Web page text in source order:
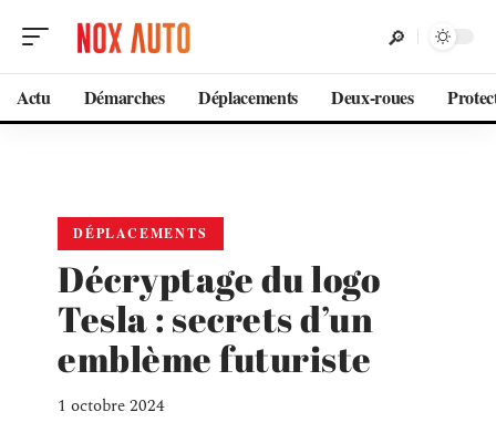
Actu Démarches Déplacements Deux-roues
DÉPLACEMENTS
Décryptage du logo
Tesla : secrets d’un
emblème futuriste
1 octobre 2024